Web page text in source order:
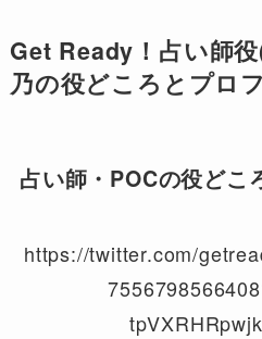
Get Ready！占い師
乃の役どころとプロ
占い師・POCの役どこ
https://twitter.com/